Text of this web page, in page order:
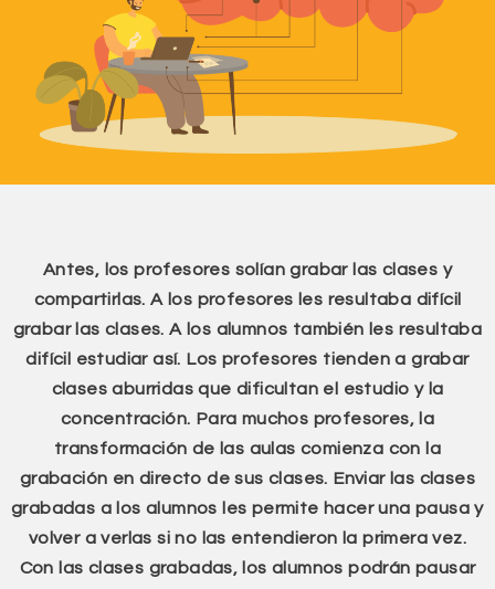
Antes, los profesores solían grabar las clases y
compartirlas. A los profesores les resultaba difícil
grabar las clases. A los alumnos también les resultaba
difícil estudiar así. Los profesores tienden a grabar
clases aburridas que dificultan el estudio y la
concentración. Para muchos profesores, la
transformación de las aulas comienza con la
grabación en directo de sus clases. Enviar las clases
grabadas a los alumnos les permite hacer una pausa y
volver a verlas si no las entendieron la primera vez.
Con las clases grabadas, los alumnos podrán pausar